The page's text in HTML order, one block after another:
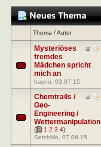
Thema/Autor
Mysteriöses
fremdes
Mädchen spricht
mich an
hayno , 03.07.15
Chemtrails /
Geo-
Engineering /
Wettermanipulation
( 1 2 3 4)
SetchMo , 07.06.15